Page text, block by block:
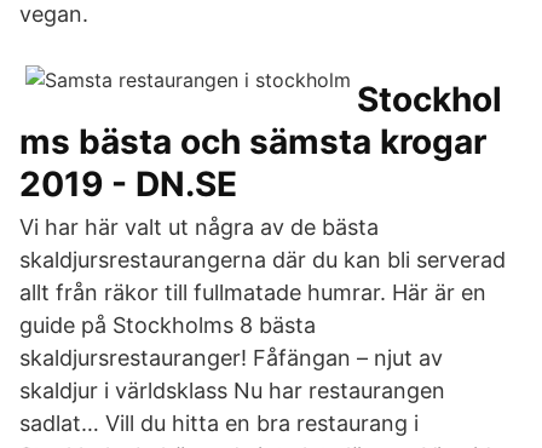
vegan.
Stockhol
ms bästa och sämsta krogar
2019 - DN.SE
Vi har här valt ut några av de bästa
skaldjursrestaurangerna där du kan bli serverad
allt från räkor till fullmatade humrar. Här är en
guide på Stockholms 8 bästa
skaldjursrestauranger! Fåfängan – njut av
skaldjur i världsklass Nu har restaurangen
sadlat… Vill du hitta en bra restaurang i